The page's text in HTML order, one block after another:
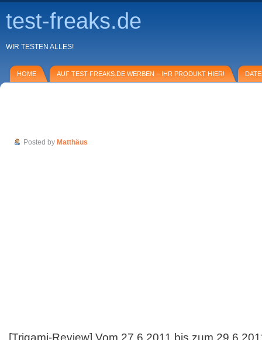
test-freaks.de
WIR TESTEN ALLES!
HOME AUF TEST-FREAKS.DE WERBEN – IHR PRODUKT HIER!
Posted by Matthäus
[Trigami-Review] Vom 27.6.2011 bis zum